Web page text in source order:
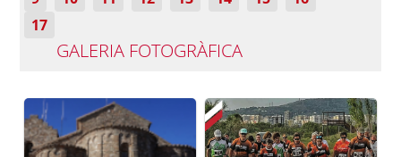
17
GALERIA FOTOGRÀFICA